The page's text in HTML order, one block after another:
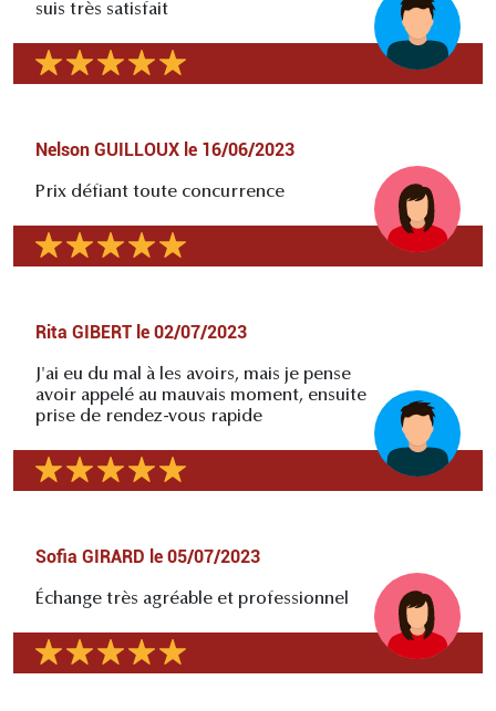
suis très satisfait
Nelson GUILLOUX le 16/06/2023
Prix défiant toute concurrence
Rita GIBERT le 02/07/2023
J'ai eu du mal à les avoirs, mais je pense
avoir appelé au mauvais moment, ensuite
prise de rendez-vous rapide
Sofia GIRARD le 05/07/2023
Échange très agréable et professionnel